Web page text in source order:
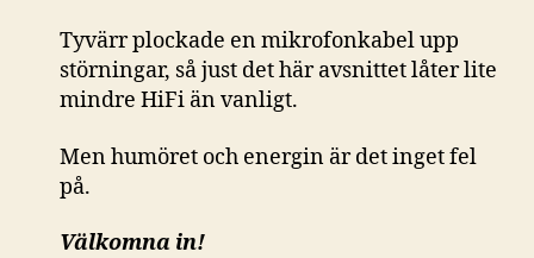
Tyvärr plockade en mikrofonkabel upp
störningar, så just det här avsnittet låter lite
mindre HiFi än vanligt.
Men humöret och energin är det inget fel
på.
Välkomna in!